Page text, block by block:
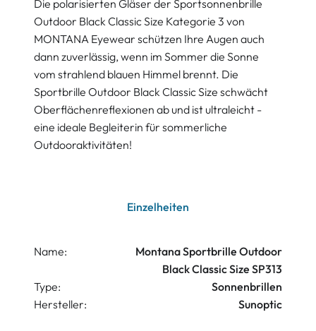
Die polarisierten Gläser der Sportsonnenbrille
Outdoor Black Classic Size Kategorie 3 von
MONTANA Eyewear schützen Ihre Augen auch
dann zuverlässig, wenn im Sommer die Sonne
vom strahlend blauen Himmel brennt. Die
Sportbrille Outdoor Black Classic Size schwächt
Oberflächenreflexionen ab und ist ultraleicht -
eine ideale Begleiterin für sommerliche
Outdooraktivitäten!
Einzelheiten
Name:
Montana Sportbrille Outdoor
Black Classic Size SP313
Type:
Sonnenbrillen
Hersteller:
Sunoptic